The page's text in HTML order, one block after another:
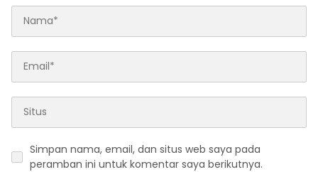
Simpan nama, email, dan situs web saya pada
peramban ini untuk komentar saya berikutnya.